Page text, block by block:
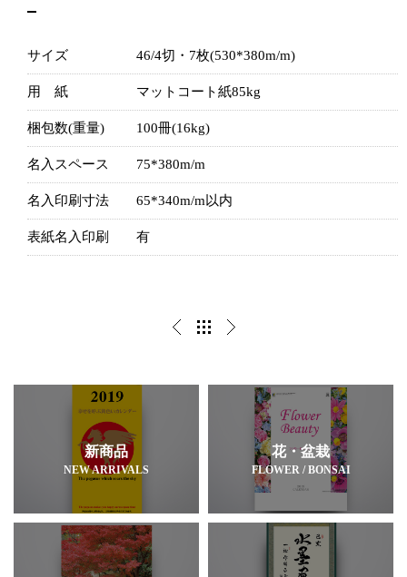
サイズ 46/4切・7枚(530*380m/m)
用 紙 マットコート紙85kg
梱包数(重量) 100冊(16kg)
名入スペース 75*380m/m
名入印刷寸法 65*340m/m以内
表紙名入印刷 有
新商品
NEW ARRIVALS
花・盆栽
FLOWER / BONSAI